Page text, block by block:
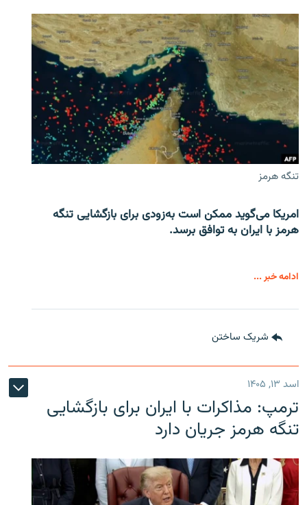
تنگه هرمز
امریکا می‌گوید ممکن است به‌زودی برای بازگشایی تنگه
هرمز با ایران به توافق برسد.
ادامه خبر ...
شریک ساختن
اسد ۱۳, ۱۴۰۵
ترمپ: مذاکرات با ایران برای بازگشایی
تنگه هرمز جریان دارد